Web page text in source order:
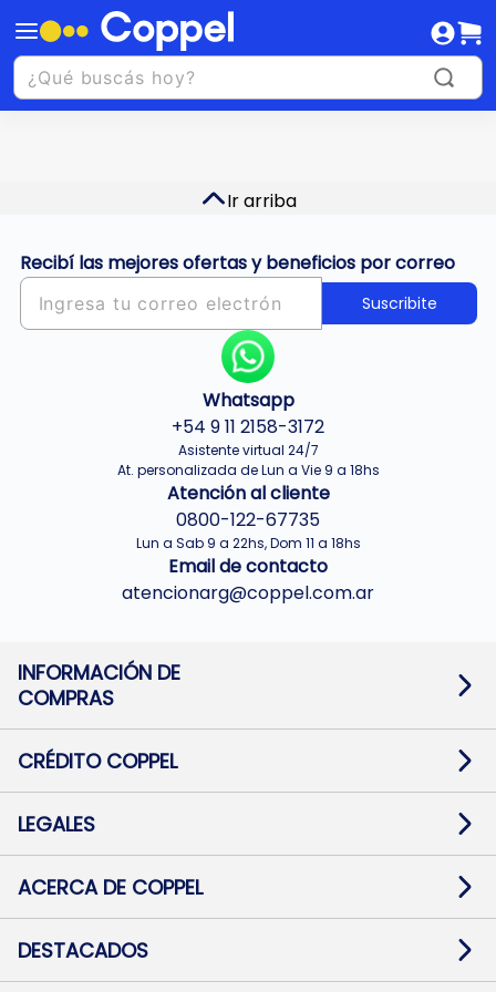
Ir arriba
Recibí las mejores ofertas y beneficios por correo
Suscribite
Whatsapp
+54 9 11 2158-3172
Asistente virtual 24/7
At. personalizada de Lun a Vie 9 a 18hs
Atención al cliente
0800-122-67735
Lun a Sab 9 a 22hs, Dom 11 a 18hs
Email de contacto
atencionarg@coppel.com.ar
INFORMACIÓN DE
COMPRAS
Términos y condiciones
Botón de arrepentimiento
Mapa de sitio
CRÉDITO COPPEL
Solicitar Crédito
Medios de Pago
Pago Fácil Online
LEGALES
Baja contratos
Defensa al consumidor CABA
ACERCA DE COPPEL
Trabajá con Nosotros
Preguntas Frecuentes
DESTACADOS